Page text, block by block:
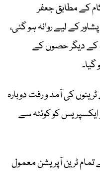
کے مطابق جعفر
کے لیے روانہ ہو گئی،
دیگر حصوں کے
کی آمد و رفت دوبارہ
کو کوئٹہ سے
ٹرین آپریشن معمول